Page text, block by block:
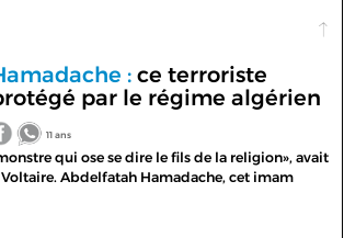
:ce terroriste
par le régime algérien
11 ans
qui ose se dire le fils de la religion», avait
Abdelfatah Hamadache, cet imam